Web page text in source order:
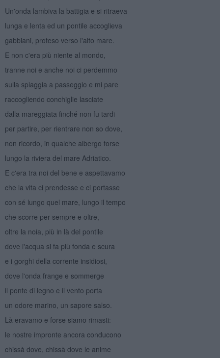
Un'onda lambiva la battigia e si ritraeva
lunga e lenta ed un pontile accoglieva
gabbiani, proteso verso l'alto mare.
E non c'era più niente al mondo,
tranne noi e anche noi ci perdemmo
sulla spiaggia a passeggio e mi pare
raccogliendo conchiglie lasciate
dalla mareggiata finché non fu tardi
per partire, per rientrare non so dove,
non ricordo, in qualche albergo forse
lungo la riviera del mare Adriatico.
E c'era tra noi del bene e aspettavamo
che la vita ci prendesse e ci portasse
con sé lungo quel mare, lungo il tempo
che scorre per sempre e oltre,
oltre la noia, più in là del pontile
dove l'acqua si fa più fonda e scura
e i gorghi della corrente insidiosi,
dove l'onda frange e sommerge
il ponte di legno e il vento porta
un odore marino, un sapore salso.
Là eravamo e forse siamo rimasti:
le nostre impronte ancora conducono
chissà dove, chissà dove le anime